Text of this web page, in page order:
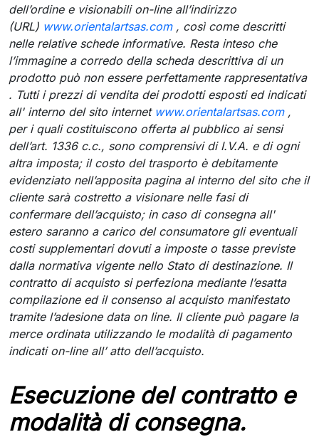
dell’ordine e visionabili on-line all’indirizzo
(URL) www.orientalartsas.com, così come descritti
nelle relative schede informative. Resta inteso che
l’immagine a corredo della scheda descrittiva di un
prodotto può non essere perfettamente rappresentativa
. Tutti i prezzi di vendita dei prodotti esposti ed indicati
all' interno del sito internet www.orientalartsas.com,
per i quali costituiscono offerta al pubblico ai sensi
dell’art. 1336 c.c., sono comprensivi di I.V.A. e di ogni
altra imposta; il costo del trasporto è debitamente
evidenziato nell’apposita pagina al interno del sito che il
cliente sarà costretto a visionare nelle fasi di
confermare dell’acquisto; in caso di consegna all'
estero saranno a carico del consumatore gli eventuali
costi supplementari dovuti a imposte o tasse previste
dalla normativa vigente nello Stato di destinazione. Il
contratto di acquisto si perfeziona mediante l’esatta
compilazione ed il consenso al acquisto manifestato
tramite l’adesione data on line. Il cliente può pagare la
merce ordinata utilizzando le modalità di pagamento
indicati on-line all’ atto dell’acquisto.
Esecuzione del contratto e
modalità di consegna.